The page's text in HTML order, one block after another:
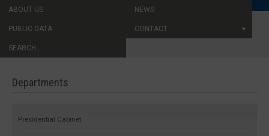
ABOUT US NEWS
PUBLIC DATA CONTACT
SEARCH...
Departments
Presidential Cabinet